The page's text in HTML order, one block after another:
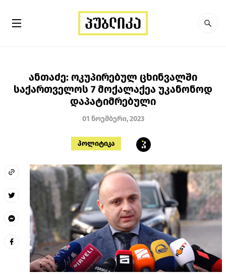
ანთაძე: ოკუპირებულ ცხინვალში
საქართველოს 7 მოქალაქეა უკანონოდ
დაპატიმრებული
01 ნოემბერი, 2023
პოლიტიკა